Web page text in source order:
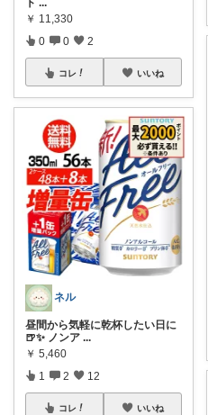
ト ...
￥ 11,330
0 0 2
コレ いいね
ネル
昼間から気軽に乾杯したい日に
🍺✨ ノンア ...
￥ 5,460
1 2 12
コレ いいね